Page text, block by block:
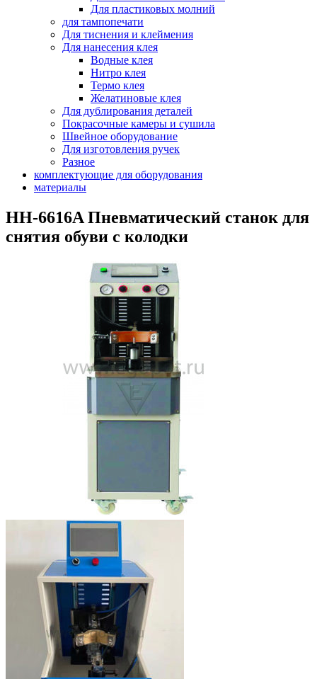
Для пластиковых молний
для тампопечати
Для тиснения и клеймения
Для нанесения клея
Водные клея
Нитро клея
Термо клея
Желатиновые клея
Для дублирования деталей
Покрасочные камеры и сушила
Швейное оборудование
Для изготовления ручек
Разное
комплектующие для оборудования
материалы
HH-6616A Пневматический станок для
снятия обуви с колодки